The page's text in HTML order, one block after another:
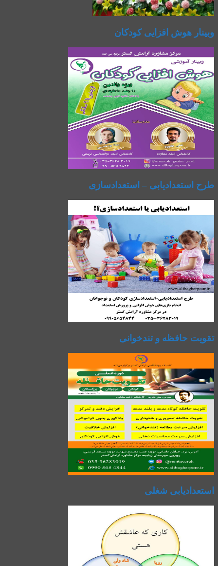
وبینار هوش افزایی کودکان
طرح استعدادیابی – استعدادسازی
تقویت حافظه و تندخوانی
استعدادیابی شغلی